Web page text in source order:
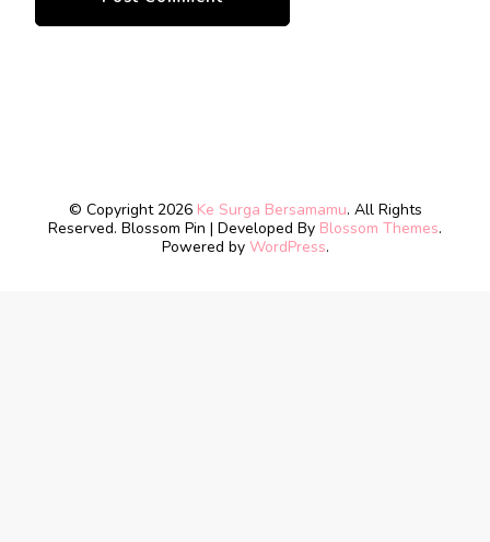
© Copyright 2026 Ke Surga Bersamamu. All Rights
Reserved. Blossom Pin | Developed By Blossom Themes.
Powered by WordPress.